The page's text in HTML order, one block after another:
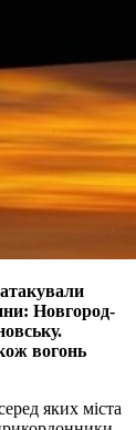
Новгород-
вогонь
яких міста